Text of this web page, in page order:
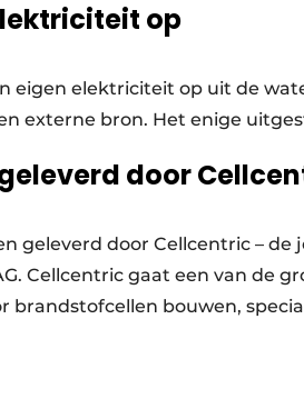
op
eigen elektriciteit op uit de
externe bron. Het enige
door
geleverd door Cellcentric – de
Cellcentric gaat een van de
brandstofcellen bouwen,